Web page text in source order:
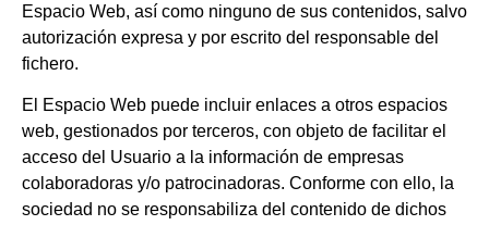
Espacio Web, así como ninguno de sus contenidos, salvo
autorización expresa y por escrito del responsable del
fichero.
El Espacio Web puede incluir enlaces a otros espacios
web, gestionados por terceros, con objeto de facilitar el
acceso del Usuario a la información de empresas
colaboradoras y/o patrocinadoras. Conforme con ello, la
sociedad no se responsabiliza del contenido de dichos